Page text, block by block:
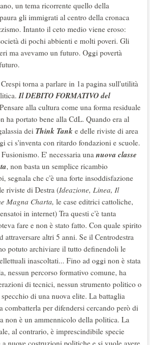
un tema ricorrente quello della
gli immigrati al centro della cronaca
Intanto il ceto medio viene eroso:
di pochi abbienti e molti poveri. Gli
ma avevamo un futuro. Oggi povertà
torna a parlare in 1a pagina sull'utilità
Il DEBITO FORMATIVO del
alla cultura come una forma residuale
ha portato bene alla CdL. Quando era al
dei Think Tank e delle riviste di area
ci s'inventa con ritardo fondazioni e scuole.
E' necessaria una nuova classe
, non basta un semplice ricambio
segnala che c'è una forte insoddisfazione
riviste di Destra (Ideazione, Linea, Il
Magna Charta, le case editrici cattoliche,
in internet) Tra questi c'è tanta
fare e non è stato fatto. Con quale spirito
attraversare altri 5 anni. Se il Centrodestra
potuto archiviare il tutto definendoli le
inascoltati... Fino ad oggi non è stata
nessun percorso formativo comune, ha
di tecnici, nessun strumento politico o
di una nuova elite. La battaglia
combatterla per difendersi cercando però di
non è un ammennicolo della politica. La
al contrario, è imprescindibile specie